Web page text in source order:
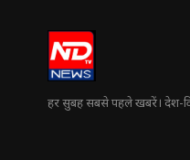
हर सुबह सबसे पहले खबरें। देश-